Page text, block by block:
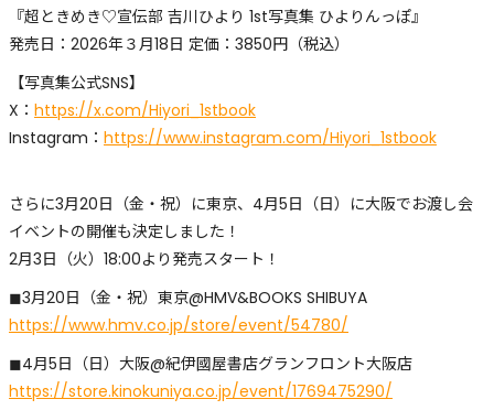
『超ときめき♡宣伝部 吉川ひより 1st写真集 ひよりんっぽ』
発売日：2026年３月18日 定価：3850円（税込）
【写真集公式SNS】
X： https://x.com/Hiyori_1stbook
Instagram： https://www.instagram.com/Hiyori_1stbook
さらに3月20日（金・祝）に東京、4月5日（日）に大阪でお渡し会
イベントの開催も決定しました！
2月3日（火）18:00より発売スタート！
◼︎3月20日（金・祝）東京@HMV&BOOKS SHIBUYA
https://www.hmv.co.jp/store/event/54780/
◼︎4月5日（日）大阪@紀伊國屋書店グランフロント大阪店
https://store.kinokuniya.co.jp/event/1769475290/